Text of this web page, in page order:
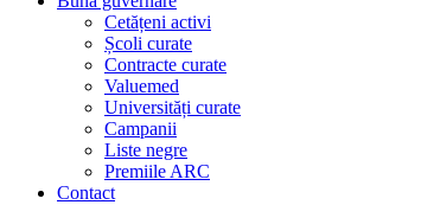
Cetățeni activi
Școli curate
Contracte curate
Valuemed
Universități curate
Campanii
Liste negre
Premiile ARC
Contact